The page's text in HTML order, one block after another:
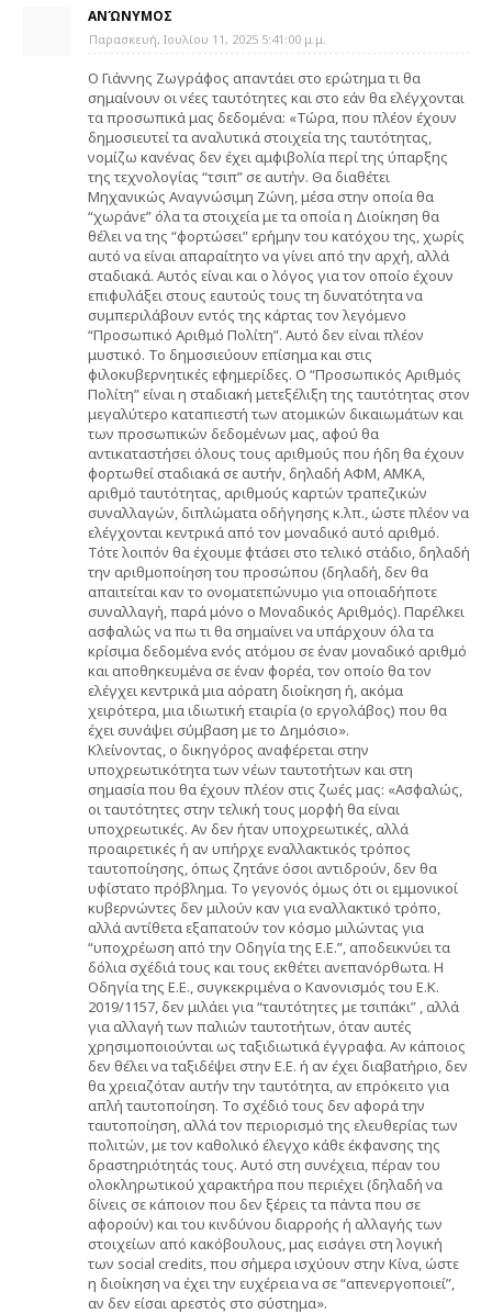
ΑΝΏΝΥΜΟΣ
Παρασκευή, Ιουλίου 11, 2025 5:41:00 μ.μ.
Ο Γιάννης Ζωγράφος απαντάει στο ερώτημα τι θα
σημαίνουν οι νέες ταυτότητες και στο εάν θα ελέγχονται
τα προσωπικά μας δεδομένα: «Τώρα, που πλέον έχουν
δημοσιευτεί τα αναλυτικά στοιχεία της ταυτότητας,
νομίζω κανένας δεν έχει αμφιβολία περί της ύπαρξης
της τεχνολογίας “τσιπ” σε αυτήν. Θα διαθέτει
Μηχανικώς Αναγνώσιμη Ζώνη, μέσα στην οποία θα
“χωράνε” όλα τα στοιχεία με τα οποία η Διοίκηση θα
θέλει να της “φορτώσει” ερήμην του κατόχου της, χωρίς
αυτό να είναι απαραίτητο να γίνει από την αρχή, αλλά
σταδιακά. Αυτός είναι και ο λόγος για τον οποίο έχουν
επιφυλάξει στους εαυτούς τους τη δυνατότητα να
συμπεριλάβουν εντός της κάρτας τον λεγόμενο
“Προσωπικό Αριθμό Πολίτη”. Αυτό δεν είναι πλέον
μυστικό. Το δημοσιεύουν επίσημα και στις
φιλοκυβερνητικές εφημερίδες. Ο “Προσωπικός Αριθμός
Πολίτη” είναι η σταδιακή μετεξέλιξη της ταυτότητας στον
μεγαλύτερο καταπιεστή των ατομικών δικαιωμάτων και
των προσωπικών δεδομένων μας, αφού θα
αντικαταστήσει όλους τους αριθμούς που ήδη θα έχουν
φορτωθεί σταδιακά σε αυτήν, δηλαδή ΑΦΜ, ΑΜΚΑ,
αριθμό ταυτότητας, αριθμούς καρτών τραπεζικών
συναλλαγών, διπλώματα οδήγησης κ.λπ., ώστε πλέον να
ελέγχονται κεντρικά από τον μοναδικό αυτό αριθμό.
Τότε λοιπόν θα έχουμε φτάσει στο τελικό στάδιο, δηλαδή
την αριθμοποίηση του προσώπου (δηλαδή, δεν θα
απαιτείται καν το ονοματεπώνυμο για οποιαδήποτε
συναλλαγή, παρά μόνο ο Μοναδικός Αριθμός). Παρέλκει
ασφαλώς να πω τι θα σημαίνει να υπάρχουν όλα τα
κρίσιμα δεδομένα ενός ατόμου σε έναν μοναδικό αριθμό
και αποθηκευμένα σε έναν φορέα, τον οποίο θα τον
ελέγχει κεντρικά μια αόρατη διοίκηση ή, ακόμα
χειρότερα, μια ιδιωτική εταιρία (ο εργολάβος) που θα
έχει συνάψει σύμβαση με το Δημόσιο».
Κλείνοντας, ο δικηγόρος αναφέρεται στην
υποχρεωτικότητα των νέων ταυτοτήτων και στη
σημασία που θα έχουν πλέον στις ζωές μας: «Ασφαλώς,
οι ταυτότητες στην τελική τους μορφή θα είναι
υποχρεωτικές. Αν δεν ήταν υποχρεωτικές, αλλά
προαιρετικές ή αν υπήρχε εναλλακτικός τρόπος
ταυτοποίησης, όπως ζητάνε όσοι αντιδρούν, δεν θα
υφίστατο πρόβλημα. Το γεγονός όμως ότι οι εμμονικοί
κυβερνώντες δεν μιλούν καν για εναλλακτικό τρόπο,
αλλά αντίθετα εξαπατούν τον κόσμο μιλώντας για
“υποχρέωση από την Οδηγία της Ε.Ε.”, αποδεικνύει τα
δόλια σχέδιά τους και τους εκθέτει ανεπανόρθωτα. Η
Οδηγία της Ε.Ε., συγκεκριμένα ο Κανονισμός του Ε.Κ.
2019/1157, δεν μιλάει για “ταυτότητες με τσιπάκι” , αλλά
για αλλαγή των παλιών ταυτοτήτων, όταν αυτές
χρησιμοποιούνται ως ταξιδιωτικά έγγραφα. Αν κάποιος
δεν θέλει να ταξιδέψει στην Ε.Ε. ή αν έχει διαβατήριο, δεν
θα χρειαζόταν αυτήν την ταυτότητα, αν επρόκειτο για
απλή ταυτοποίηση. Το σχέδιό τους δεν αφορά την
ταυτοποίηση, αλλά τον περιορισμό της ελευθερίας των
πολιτών, με τον καθολικό έλεγχο κάθε έκφανσης της
δραστηριότητάς τους. Αυτό στη συνέχεια, πέραν του
ολοκληρωτικού χαρακτήρα που περιέχει (δηλαδή να
δίνεις σε κάποιον που δεν ξέρεις τα πάντα που σε
αφορούν) και του κινδύνου διαρροής ή αλλαγής των
στοιχείων από κακόβουλους, μας εισάγει στη λογική
των social credits, που σήμερα ισχύουν στην Κίνα, ώστε
η διοίκηση να έχει την ευχέρεια να σε “απενεργοποιεί”,
αν δεν είσαι αρεστός στο σύστημα».